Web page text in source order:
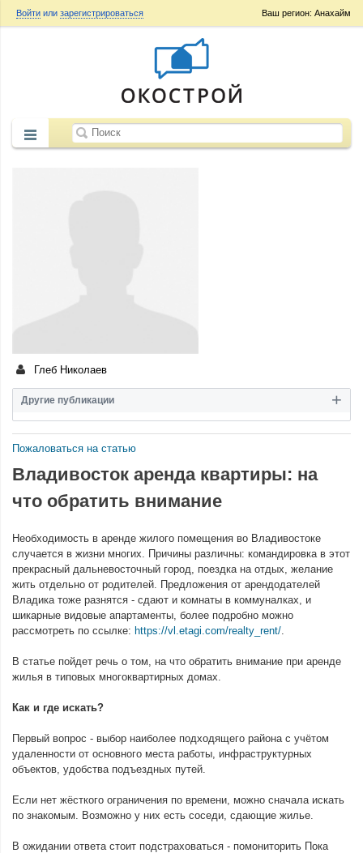
Ваш регион: Анахайм
Войти или зарегистрироваться
Глеб Николаев
Другие публикации
Пожаловаться на статью
Владивосток аренда квартиры: на
что обратить внимание
Необходимость в аренде жилого помещения во Владивостоке
случается в жизни многих. Причины различны: командировка в этот
прекрасный дальневосточный город, поездка на отдых, желание
жить отдельно от родителей. Предложения от арендодателей
Владика тоже разнятся - сдают и комнаты в коммуналках, и
шикарные видовые апартаменты, более подробно можно
рассмотреть по ссылке: https://vl.etagi.com/realty_rent/.
В статье пойдет речь о том, на что обратить внимание при аренде
жилья в типовых многоквартирных домах.
Как и где искать?
Первый вопрос - выбор наиболее подходящего района с учётом
удаленности от основного места работы, инфраструктурных
объектов, удобства подъездных путей.
Если нет жёсткого ограничения по времени, можно сначала искать
по знакомым. Возможно у них есть соседи, сдающие жилье.
В ожидании ответа стоит подстраховаться - помониторить Пока